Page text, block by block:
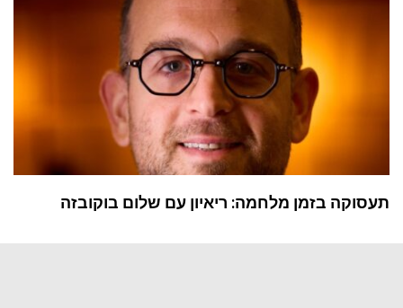
בזמן מלחמה: ריאיון עם שלום בוקובזה